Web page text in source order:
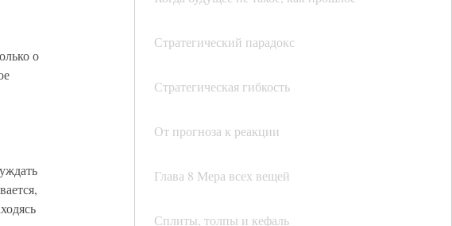
Стратегический парадокс
Стратегическая гибкость
От прогноза к реакции
Глава 8 Мера всех вещей
Сплиты, толпы и кефаль
о